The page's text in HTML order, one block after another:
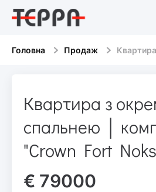
Головна Продаж Квартира з
Квартира з
спальнею │
"Crown Fort
€ 79000